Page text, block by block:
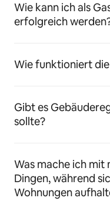
Wie kann ich als
erfolgreich
Wie funktioniert
Gibt es
sollte?
Was mache ich mit
Dingen, während
Wohnungen